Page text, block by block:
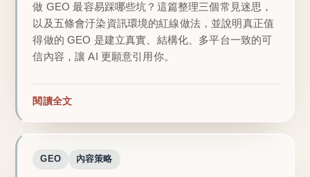
做 GEO 最容易踩哪些坑？這篇整理三個常見迷思，
以及五條會汙染資訊環境的紅線做法，並說明真正值
得做的 GEO 是建立真實、結構化、多平台一致的可
信內容，讓 AI 更願意引用你。
閱讀全文
GEO 內容策略